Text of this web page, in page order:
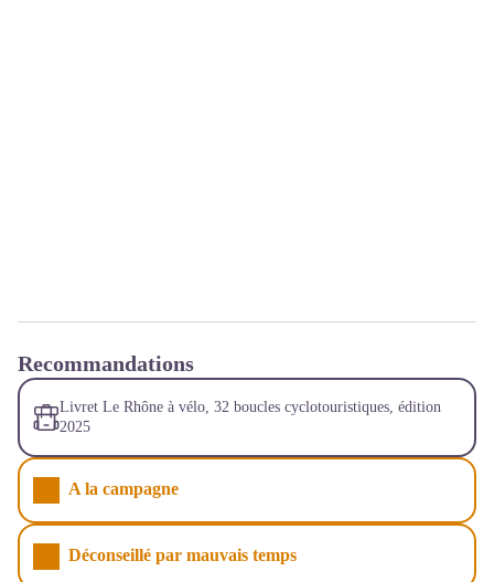
Recommandations
Livret Le Rhône à vélo, 32 boucles cyclotouristiques, édition
2025
A la campagne
Déconseillé par mauvais temps